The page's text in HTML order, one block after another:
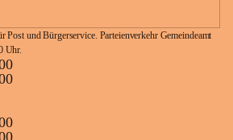
Post und Bürgerservice. Parteienverkehr Gemeindeamt
Uhr.